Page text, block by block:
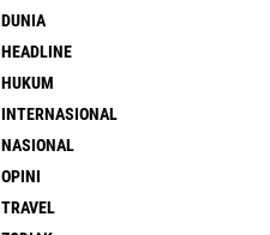
DUNIA
HEADLINE
HUKUM
INTERNASIONAL
NASIONAL
OPINI
TRAVEL